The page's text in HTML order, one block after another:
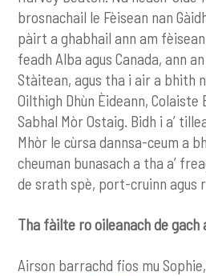
brosnachail le Fèisean nan
pàirt a ghabhail ann am
feadh Alba agus Canada, ann
Stàitean, agus tha i air a bhith
Oilthigh Dhùn Èideann, Colaiste
Sabhal Mòr Ostaig. Bidh i a’
Mhòr le cùrsa dannsa-ceum a
cheuman bunasach a tha a’
de srath spè, port-cruinn agus
Tha fàilte ro oileanach de gach
Airson barrachd fios mu